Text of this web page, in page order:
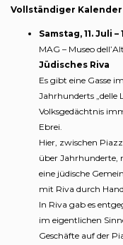
Vollständiger Kalender
Samstag, 11. Juli –
MAG – Museo
Jüdisches Riva
Es gibt eine Gasse
Jahrhunderts „delle
Volksgedächtnis
Ebrei.
Hier, zwischen
über Jahrhunderte,
eine jüdische
mit Riva durch
In Riva gab es
im eigentlichen
Geschäfte auf der